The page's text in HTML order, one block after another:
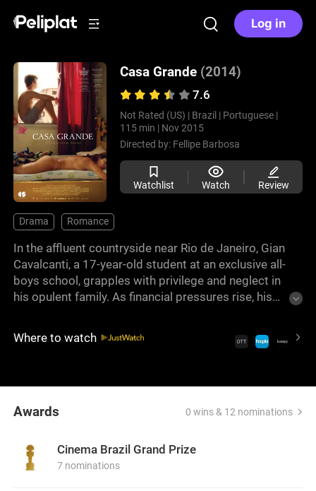
Log in
Casa Grande (2014)
7.6
Not Rated (US) | Brazil | Portuguese |
115 min | Nov 2015
Directed by: Fellipe Barbosa
Watchlist Watch Review
Drama Romance
In the affluent countryside near Rio de Janeiro, Gian
Cavalcanti, a 17-year-old student at an exclusive all-
boys school, grapples with privilege and neglect in
his opulent family. As financial pressures rise, his
maintain their upper-middle-class image, leading to
the dismissal of their devoted staff and a mansion
Where to watch
Awards 0 wins & 12 nominations
Cinema Brazil Grand Prize
7 nominations